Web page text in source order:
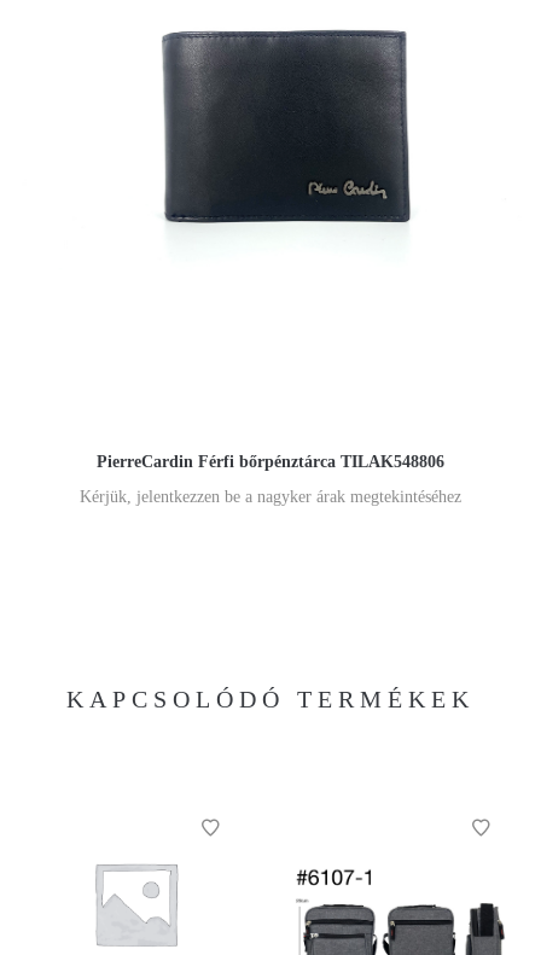
PierreCardin Férfi bőrpénztárca TILAK548806
Kérjük, jelentkezzen be a nagyker árak megtekintéséhez
KAPCSOLÓDÓ TERMÉKEK